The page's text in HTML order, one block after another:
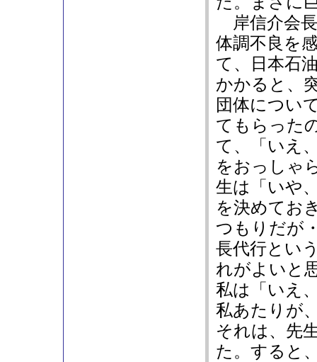
岸信介会
体調不良を
て、日本石
かかると、
団体につい
てもらった
て、「いえ
をおっしゃ
生は「いや
を決めてお
つもりだが
長代行とい
れがよいと
私は「いえ
私あたりが
それは、先
た。すると